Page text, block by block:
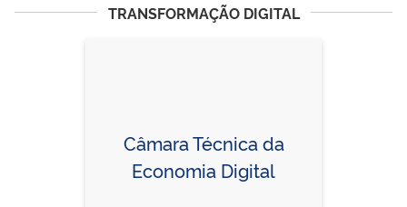
TRANSFORMAÇÃO DIGITAL
Câmara Técnica da
Economia Digital